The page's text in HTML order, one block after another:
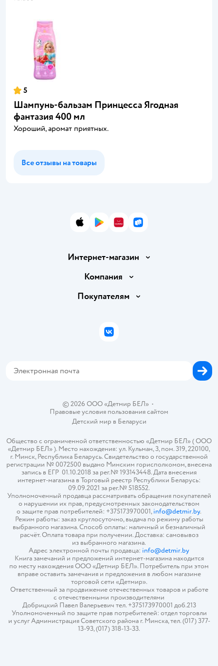
5
Шампунь-бальзам Принцесса Ягодная
фантазия 400 мл
Хороший, аромат приятных.
Все отзывы на товары
App StoreGoogle Play
AppGallery
RuStore
Интернет-магазин
Доставка и оплата
Правила продажи
Политика использования файлов cookie
Компания
Вакансии
Покупателям
Бонусные карты
© 2026 ООО «Детмир БЕЛ»•
Правовые условия пользования сайтом
Детский мир в Беларуси
Общество с ограниченной ответственностью «Детмир БЕЛ» ( ООО
«Детмир БЕЛ» ). Место нахождения: ул. Кульман, 3, пом. 319, 220100,
г. Минск, Республика Беларусь. Свидетельство о государственной
регистрации № 0072500 выдано Минским горисполкомом, внесена
запись в ЕГР 01.10.2018 за рег.№ 193143448. Дата внесения
интернет-магазина в Торговый реестр Республики Беларусь:
09.09.2021 за рег.№ 518552.
Уполномоченный продавца рассматривать обращения покупателей
о нарушении их прав, предусмотренных законодательством
о защите прав потребителей: +375173970001,info@detmir.by.
Режим работы: заказ круглосуточно, выдача по режиму работы
выбранного магазина. Способ оплаты: наличный и безналичный
расчёт. Оплата товара при получении. Доставка: самовывоз
из выбранного магазина.
Адрес электронной почты продавца: info@detmir.by
Книга замечаний и предложений интернет-магазина находится
по месту нахождения ООО «Детмир БЕЛ». Потребитель при этом
вправе оставить замечания и предложения в любом магазине
торговой сети «Детмир».
Ответственный за продвижение отечественных товаров и работе
с отечественными производителями
Добрицкий Павел Валерьевич тел. +375173970001 доб.213
Уполномоченный по защите прав потребителей: отдел торговли
и услуг Администрация Советского района г. Минска, тел. (017) 377-
13-93, (017) 318-13-33.
ВКонтакте